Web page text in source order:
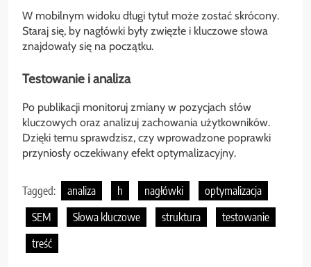
W mobilnym widoku długi tytuł może zostać skrócony.
Staraj się, by nagłówki były zwięzłe i kluczowe słowa
znajdowały się na początku.
Testowanie i analiza
Po publikacji monitoruj zmiany w pozycjach słów
kluczowych oraz analizuj zachowania użytkowników.
Dzięki temu sprawdzisz, czy wprowadzone poprawki
przyniosły oczekiwany efekt optymalizacyjny.
Tagged: analiza h nagłówki
optymalizacja
SEM
Słowa kluczowe struktura
testowanie
treść